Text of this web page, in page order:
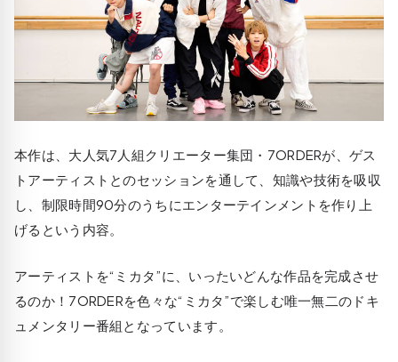
本作は、大人気7人組クリエーター集団・7ORDERが、ゲス
トアーティストとのセッションを通して、知識や技術を吸収
し、制限時間90分のうちにエンターテインメントを作り上
げるという内容。
アーティストを“ミカタ”に、いったいどんな作品を完成させ
るのか！7ORDERを色々な“ミカタ”で楽しむ唯一無二のドキ
ュメンタリー番組となっています。